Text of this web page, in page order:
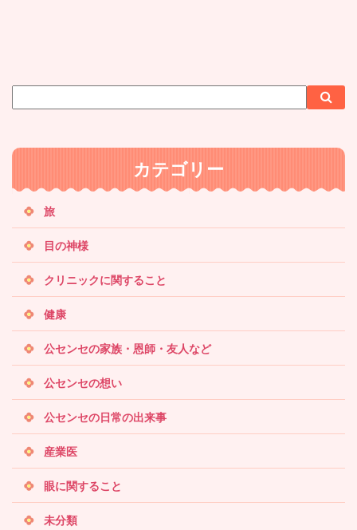
イ
内
索
索
カテゴリー
旅
目の神様
クリニックに関すること
健康
公センセの家族・恩師・友人など
公センセの想い
公センセの日常の出来事
産業医
眼に関すること
未分類